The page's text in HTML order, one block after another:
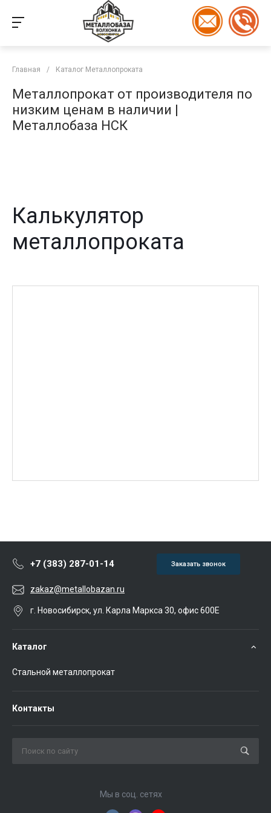
Главная / Каталог Металлопроката
Металлопрокат от производителя по
низким ценам в наличии |
Металлобаза НСК
Калькулятор
металлопроката
+7 (383) 287-01-14 Заказать звонок
zakaz@metallobazan.ru
г. Новосибирск, ул. Карла Маркса 30, офис 600Е
Каталог
Стальной металлопрокат
Контакты
Мы в соц. сетях